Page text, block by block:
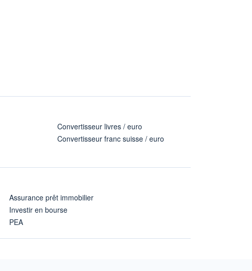
Convertisseur livres / euro
Convertisseur franc suisse / euro
Assurance prêt immobilier
Investir en bourse
PEA